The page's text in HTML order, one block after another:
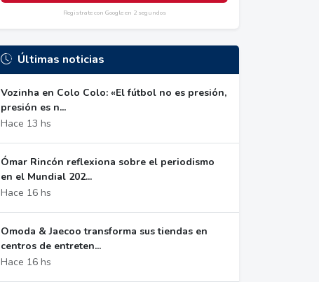
Registrate con Google en 2 segundos
Últimas noticias
Vozinha en Colo Colo: «El fútbol no es presión,
presión es n...
Hace 13 hs
Ómar Rincón reflexiona sobre el periodismo
en el Mundial 202...
Hace 16 hs
Omoda & Jaecoo transforma sus tiendas en
centros de entreten...
Hace 16 hs